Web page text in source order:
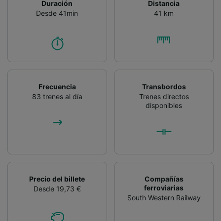
Duración
Desde 41min
Distancia
41 km
Frecuencia
83 trenes al día
Transbordos
Trenes directos
disponibles
Precio del billete
Desde 19,73 €
Compañías
ferroviarias
South Western Railway
Lista de asociados (proveedores)